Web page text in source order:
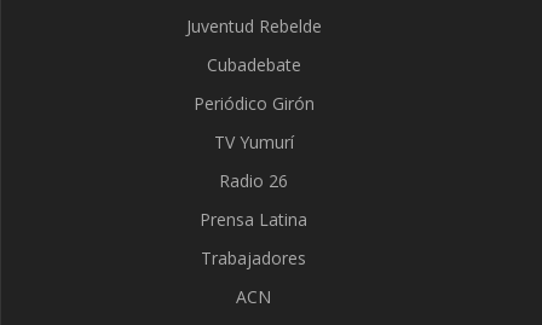
Juventud Rebelde
Cubadebate
Periódico Girón
TV Yumurí
Radio 26
Prensa Latina
Trabajadores
ACN